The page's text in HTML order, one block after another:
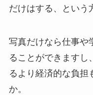
だけはする、という
写真だけなら仕事や
ることができますし
るより経済的な負担
か。